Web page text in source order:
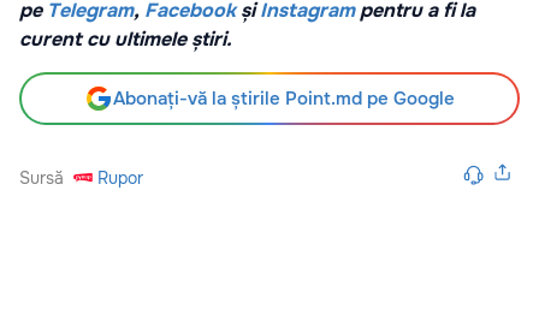
pe Telegram, Facebook șiInstagrampentru a fi la
curent cu ultimele știri.
Abonați-vă la știrile Point.md pe Google
Sursă Rupor